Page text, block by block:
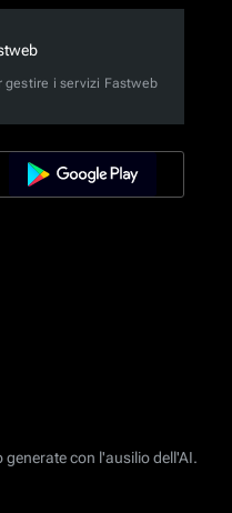
gestire i servizi Fastweb
generate con l'ausilio dell'AI.